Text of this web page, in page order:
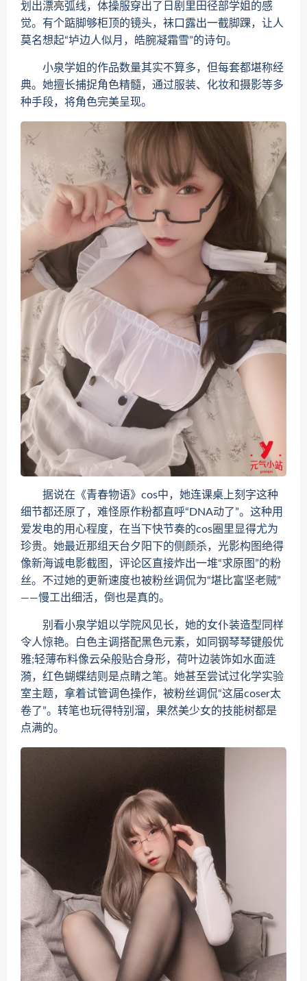
划出漂亮弧线，体操服穿出了日剧里田径部学姐的感
觉。有个踮脚够柜顶的镜头，袜口露出一截脚踝，让人
莫名想起“垆边人似月，皓腕凝霜雪”的诗句。
小泉学姐的作品数量其实不算多，但每套都堪称经
典。她擅长捕捉角色精髓，通过服装、化妆和摄影等多
种手段，将角色完美呈现。
据说在《青春物语》cos中，她连课桌上刻字这种
细节都还原了，难怪原作粉都直呼“DNA动了”。这种用
爱发电的用心程度，在当下快节奏的cos圈里显得尤为
珍贵。她最近那组天台夕阳下的侧颜杀，光影构图绝得
像新海诚电影截图，评论区直接炸出一堆“求原图”的粉
丝。不过她的更新速度也被粉丝调侃为“堪比富坚老贼”
——慢工出细活，倒也是真的。
别看小泉学姐以学院风见长，她的女仆装造型同样
令人惊艳。白色主调搭配黑色元素，如同钢琴琴键般优
雅;轻薄布料像云朵般贴合身形，荷叶边装饰如水面涟
漪，红色蝴蝶结则是点睛之笔。她甚至尝试过化学实验
室主题，拿着试管调色操作，被粉丝调侃“这届coser太
卷了”。转笔也玩得特别溜，果然美少女的技能树都是
点满的。